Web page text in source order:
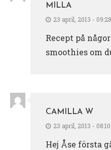
MILLA
23 april, 2013 - 09:28
Recept på
smoothies om
CAMILLA W
23 april, 2013 - 08:10
Hej Åse första